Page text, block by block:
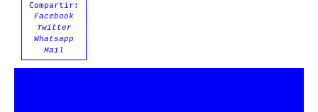
Compartir:
Facebook
Twitter
Whatsapp
Mail